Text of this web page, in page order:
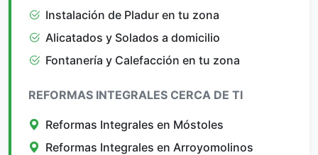
Instalación de Pladur en tu zona
Alicatados y Solados a domicilio
Fontanería y Calefacción en tu zona
REFORMAS INTEGRALES CERCA DE TI
Reformas Integrales en Móstoles
Reformas Integrales en Arroyomolinos